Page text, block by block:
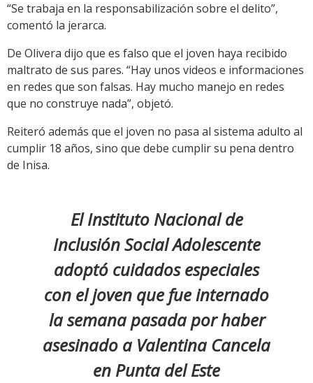
“Se trabaja en la responsabilización sobre el delito”,
comentó la jerarca.
De Olivera dijo que es falso que el joven haya recibido
maltrato de sus pares. “Hay unos videos e informaciones
en redes que son falsas. Hay mucho manejo en redes
que no construye nada”, objetó.
Reiteró además que el joven no pasa al sistema adulto al
cumplir 18 años, sino que debe cumplir su pena dentro
de Inisa.
El Instituto Nacional de
Inclusión Social Adolescente
adoptó cuidados especiales
con el joven que fue internado
la semana pasada por haber
asesinado a Valentina Cancela
en Punta del Este